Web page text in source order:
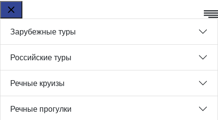
Зарубежные туры
Российские туры
Речные круизы
Речные прогулки